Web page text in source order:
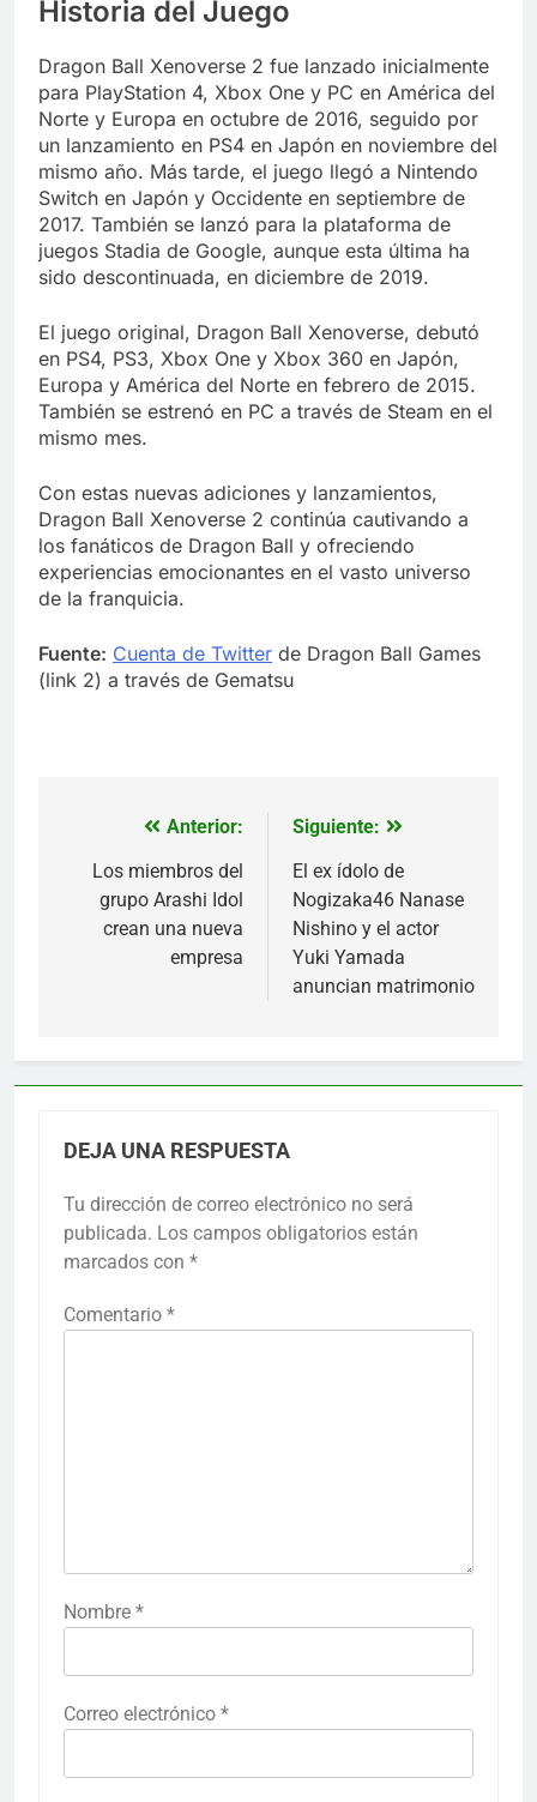
Historia del Juego
Dragon Ball Xenoverse 2 fue lanzado inicialmente
para PlayStation 4, Xbox One y PC en América del
Norte y Europa en octubre de 2016, seguido por
un lanzamiento en PS4 en Japón en noviembre del
mismo año. Más tarde, el juego llegó a Nintendo
Switch en Japón y Occidente en septiembre de
2017. También se lanzó para la plataforma de
juegos Stadia de Google, aunque esta última ha
sido descontinuada, en diciembre de 2019.
El juego original, Dragon Ball Xenoverse, debutó
en PS4, PS3, Xbox One y Xbox 360 en Japón,
Europa y América del Norte en febrero de 2015.
También se estrenó en PC a través de Steam en el
mismo mes.
Con estas nuevas adiciones y lanzamientos,
Dragon Ball Xenoverse 2 continúa cautivando a
los fanáticos de Dragon Ball y ofreciendo
experiencias emocionantes en el vasto universo
de la franquicia.
Fuente: Cuenta de Twitter de Dragon Ball Games
(link 2) a través de Gematsu
Navegación
entradas
Anterior:
Los miembros del
grupo Arashi Idol
crean una nueva
empresa
Siguiente:
El ex ídolo de
Nogizaka46 Nanase
Nishino y el actor
Yuki Yamada
anuncian matrimonio
DEJA UNA RESPUESTA
Tu dirección de correo electrónico no será
publicada. Los campos obligatorios están
marcados con *
Comentario *
Nombre *
Correo electrónico *